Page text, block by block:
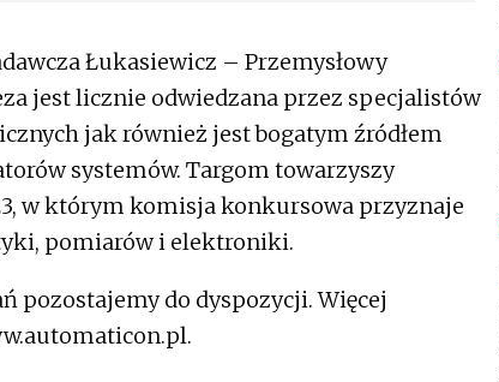
i uruchomieniu robota czynności,
przez 2,5 godziny, zostały skrócone
Matysiak z SAIO, spółki z
platformę do automatyzacji
Łukasiewicz – Przemysłowy
jest licznie odwiedzana przez specjalistów
jak również jest bogatym źródłem
systemów. Targom towarzyszy
w którym komisja konkursowa przyznaje
pomiarów i elektroniki.
pozostajemy do dyspozycji. Więcej